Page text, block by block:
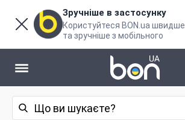
Зручніше в застосунку
Користуйтеся BON.ua швидше
та зручніше з мобільного